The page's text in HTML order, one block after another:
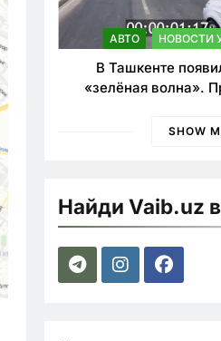
АВТО НОВОСТИ
В Ташкенте
«зелёная волна».
SHOW
Найди Vaib.uz